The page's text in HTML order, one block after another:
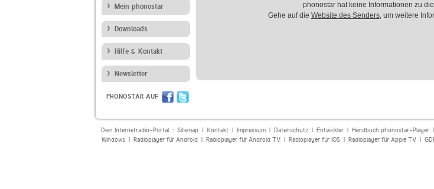
Mein phonostar
Downloads
Hilfe & Kontakt
Newsletter
PHONOSTAR AUF
phonostar hat keine Informationen zu
Gehe auf die Website des Senders, um weitere
Dein Internetradio-Portal : Sitemap| Kontakt| Impressum| Datenschutz| Entwickler| Handbuch phonostar-Player|
Windows| Radioplayer für Android| Radioplayer für Android TV| Radioplayer für iOS| Radioplayer für Apple TV|